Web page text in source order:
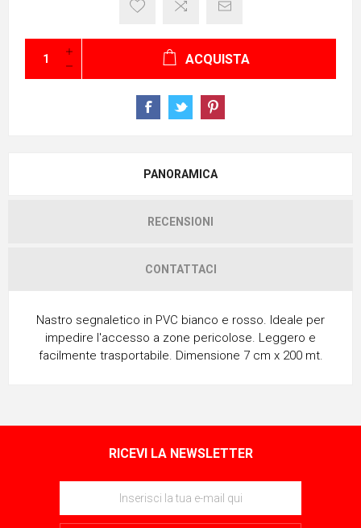
ACQUISTA
PANORAMICA
RECENSIONI
CONTATTACI
Nastro segnaletico in PVC bianco e rosso. Ideale per
impedire l'accesso a zone pericolose. Leggero e
facilmente trasportabile. Dimensione 7 cm x 200 mt.
RICEVI LA NEWSLETTER